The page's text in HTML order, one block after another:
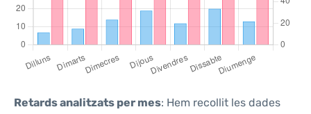
Retards analitzats per mes: Hem recollit les dades